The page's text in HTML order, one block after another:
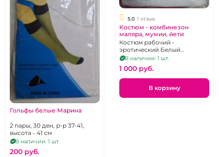
Гольфы белые Марина
2 пары, 30 ден, р-р 37-41,
высота - 41 см
В наличии: 1 шт.
200 pуб.
5.0 1 отзыв
Костюм - комбинезон
маляра, мумии, йети
Костюм рабочий -
эротический Белый
нетканый материал, на
молнии, XL
В наличии: 1 шт.
1 000 pуб.
В корзину